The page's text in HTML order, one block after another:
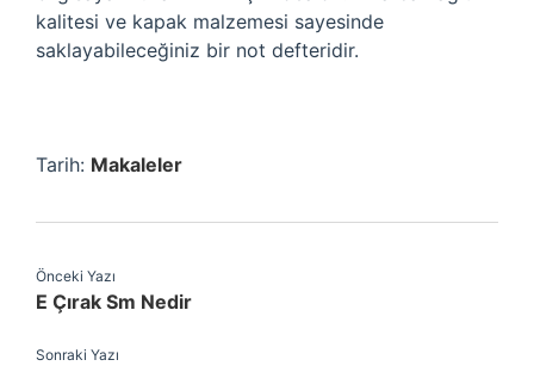
kalitesi ve kapak malzemesi sayesinde
saklayabileceğiniz bir not defteridir.
Tarih: Makaleler
Önceki Yazı
E Çırak Sm Nedir
Sonraki Yazı